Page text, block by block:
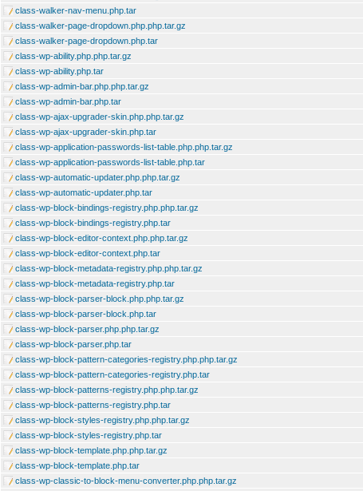
class-walker-nav-menu.php.tar
class-walker-page-dropdown.php.php.tar.gz
class-walker-page-dropdown.php.tar
class-wp-ability.php.php.tar.gz
class-wp-ability.php.tar
class-wp-admin-bar.php.php.tar.gz
class-wp-admin-bar.php.tar
class-wp-ajax-upgrader-skin.php.php.tar.gz
class-wp-ajax-upgrader-skin.php.tar
class-wp-application-passwords-list-table.php.php.tar.gz
class-wp-application-passwords-list-table.php.tar
class-wp-automatic-updater.php.php.tar.gz
class-wp-automatic-updater.php.tar
class-wp-block-bindings-registry.php.php.tar.gz
class-wp-block-bindings-registry.php.tar
class-wp-block-editor-context.php.php.tar.gz
class-wp-block-editor-context.php.tar
class-wp-block-metadata-registry.php.php.tar.gz
class-wp-block-metadata-registry.php.tar
class-wp-block-parser-block.php.php.tar.gz
class-wp-block-parser-block.php.tar
class-wp-block-parser.php.php.tar.gz
class-wp-block-parser.php.tar
class-wp-block-pattern-categories-registry.php.php.tar.gz
class-wp-block-pattern-categories-registry.php.tar
class-wp-block-patterns-registry.php.php.tar.gz
class-wp-block-patterns-registry.php.tar
class-wp-block-styles-registry.php.php.tar.gz
class-wp-block-styles-registry.php.tar
class-wp-block-template.php.php.tar.gz
class-wp-block-template.php.tar
class-wp-classic-to-block-menu-converter.php.php.tar.gz